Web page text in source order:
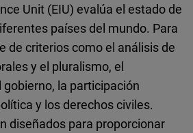
Unit (EIU) evalúa el estado de
países del mundo. Para
de criterios como el análisis de
y el pluralismo, el
la participación
y los derechos civiles.
diseñados para proporcionar